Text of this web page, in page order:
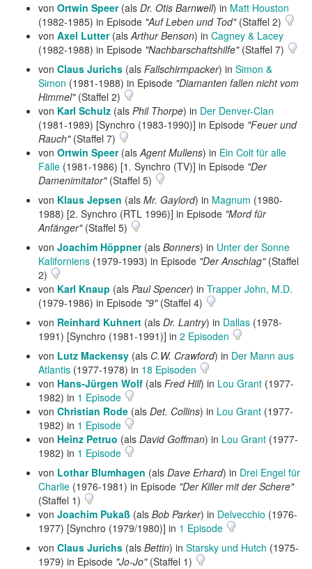
von Ortwin Speer(als Dr. Otis Barnwell) in Matt Houston
(1982-1985) in Episode "Auf Leben und Tod"(Staffel 2)
von Axel Lutter(alsArthur Benson) in Cagney & Lacey
(1982-1988) in Episode "Nachbarschaftshilfe"(Staffel 7)
von Claus Jurichs (als Fallschirmpacker) in Simon &
Simon (1981-1988) in Episode "Diamanten fallen nicht vom
Himmel"(Staffel 2)
von Karl Schulz (als Phil Thorpe) in Der Denver-Clan
(1981-1989) [Synchro (1983-1990)] in Episode "Feuer und
Rauch"(Staffel 7)
von Ortwin Speer(alsAgent Mullens) in Ein Colt für alle
Fälle (1981-1986) [1. Synchro (TV)] in Episode "Der
Damenimitator"(Staffel 5)
von Klaus Jepsen (als Mr. Gaylord) in Magnum (1980-
1988) [2. Synchro (RTL 1996)] in Episode "Mord für
Anfänger"(Staffel 5)
von Joachim Höppner(als Bonners) in Unter der Sonne
Kaliforniens (1979-1993) in Episode "Der Anschlag"(Staffel
2)
von Karl Knaup (als Paul Spencer) in Trapper John, M.D.
(1979-1986) in Episode "9"(Staffel 4)
von Reinhard Kuhnert (als Dr. Lantry) in Dallas (1978-
1991) [Synchro (1981-1991)] in 2 Episoden
von Lutz Mackensy (als C.W. Crawford) in Der Mann aus
Atlantis (1977-1978) in 18 Episoden
von Hans-Jürgen Wolf (als Fred Hill) in Lou Grant (1977-
1982) in 1 Episode
von Christian Rode (als Det. Collins) in Lou Grant (1977-
1982) in 1 Episode
von Heinz Petruo (als David Goffman) in Lou Grant (1977-
1982) in 1 Episode
von Lothar Blumhagen (als Dave Erhard) in Drei Engel für
Charlie (1976-1981) in Episode "Der Killer mit der Schere"
(Staffel 1)
von Joachim Pukaß (als Bob Parker) in Delvecchio (1976-
1977) [Synchro (1979/1980)] in 1 Episode
von Claus Jurichs (als Bettin) in Starsky und Hutch (1975-
1979) in Episode "Jo-Jo"(Staffel 1)